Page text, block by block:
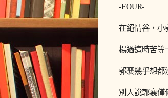
-FOUR-
在絕情谷，小
楊過這時苦等
郭襄幾乎想都
別人說郭襄僅